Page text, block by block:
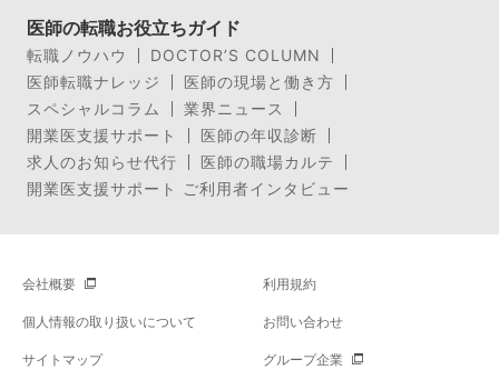
医師の転職お役立ちガイド
転職ノウハウ
DOCTOR’S COLUMN
医師転職ナレッジ
医師の現場と働き方
スペシャルコラム
業界ニュース
開業医支援サポート
医師の年収診断
求人のお知らせ代行
医師の職場カルテ
開業医支援サポート ご利用者インタビュー
会社概要 利用規約
個人情報の取り扱いについて お問い合わせ
サイトマップ グループ企業